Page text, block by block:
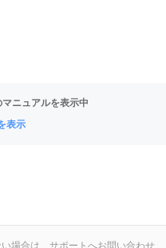
ニュアルを表示中
表示
場合は、サポートへお問い合わせ